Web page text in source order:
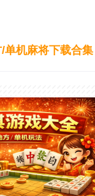
单机麻将下载合集